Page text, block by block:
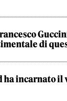
di
ha incarnato il